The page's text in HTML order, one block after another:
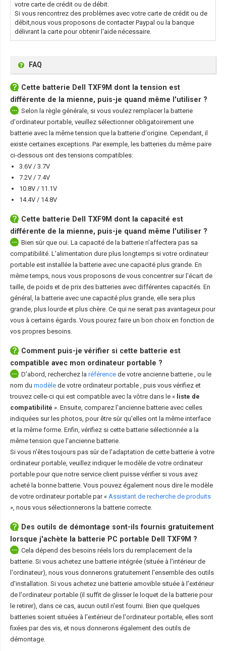
votre carte de crédit ou de débit.
Si vous rencontrez des problèmes avec votre carte de crédit ou de
débit,nous vous proposons de contacter Paypal ou la banque
délivrant la carte pour obtenir l'aide nécessaire.
FAQ
Cette batterie Dell TXF9M dont la tension est
différente de la mienne, puis-je quand même l'utiliser ?
Selon la règle générale, si vous voulez remplacer la batterie
d'ordinateur portable, veuillez sélectionner obligatoirement une
batterie avec la même tension que la batterie d'origine. Cependant, il
existe certaines exceptions. Par exemple, les batteries du même paire
ci-dessous ont des tensions compatibles:
3.6V / 3.7V
7.2V / 7.4V
10.8V / 11.1V
14.4V / 14.8V
Cette batterie Dell TXF9M dont la capacité est
différente de la mienne, puis-je quand même l'utiliser ?
Bien sûr que oui. La capacité de la batterie n'affectera pas sa
compatibilité. L'alimentation dure plus longtemps si votre ordinateur
portable est installée la batterie avec une capacité plus grande. En
même temps, nous vous proposons de vous concentrer sur l'écart de
taille, de poids et de prix des batteries avec différentes capacités. En
général, la batterie avec une capacité plus grande, elle sera plus
grande, plus lourde et plus chère. Ce qui ne serait pas avantageux pour
vous à certains égards. Vous pourez faire un bon choix en fonction de
vos propres besoins.
Comment puis-je vérifier si cette batterie est
compatible avec mon ordinateur portable ?
D'abord, recherchez la référence de votre ancienne batterie , ou le
nom du modèle de votre ordinateur portable , puis vous vérifiez et
trouvez celle-ci qui est compatible avec la vôtre dans le « liste de
compatibilité ». Ensuite, comparez l'ancienne batterie avec celles
indiquées sur les photos, pour être sûr qu'elles ont la même interface
et la même forme. Enfin, vérifiez si cette batterie sélectionnée a la
même tension que l'ancienne batterie.
Si vous n'êtes toujours pas sûr de l'adaptation de cette batterie à votre
ordinateur portable, veuillez indiquer le modèle de votre ordinateur
portable pour que notre service client puisse vérifier si vous avez
acheté la bonne batterie. Vous pouvez également nous dire le modèle
de votre ordinateur portable par « Assistant de recherche de produits
», nous vous sélectionnerons la batterie correcte.
Des outils de démontage sont-ils fournis gratuitement
lorsque j'achète la batterie PC portable Dell TXF9M ?
Cela dépend des besoins réels lors du remplacement de la
batterie. Si vous achetez une batterie intégrée (située à l'intérieur de
l'ordinateur), nous vous donnerons gratuitement l'ensemble des outils
d'installation. Si vous achetez une batterie amovible située à l'extérieur
de l'ordinateur portable (il suffit de glisser le loquet de la batterie pour
le retirer), dans ce cas, aucun outil n'est fourni. Bien que quelques
batteries soient situées à l'extérieur de l'ordinateur portable, elles sont
fixées par des vis, et nous donnerons également des outils de
démontage.